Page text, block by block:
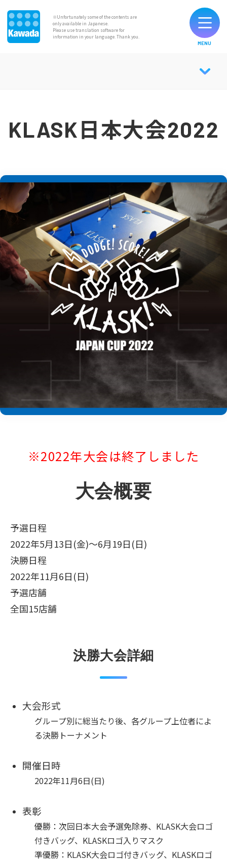
※Unfortunately some of the contents are
only available in Japanese.
Please use translation software for
information in your language. Thank you.
Corporate Information JP /
Contact
MENU
KLASK日本大会2022
※2022年大会は終了しました
大会概要
予選日程
2022年5月13日(金)～6月19日(日)
決勝日程
2022年11月6日(日)
予選店舗
全国15店舗
決勝大会詳細
大会形式
グループ別に総当たり後、各グループ上位者によ
る決勝トーナメント
開催日時
2022年11月6日(日)
表彰
優勝：次回日本大会予選免除券、KLASK大会ロゴ
付きバッグ、KLASKロゴ入りマスク
準優勝：KLASK大会ロゴ付きバッグ、KLASKロゴ